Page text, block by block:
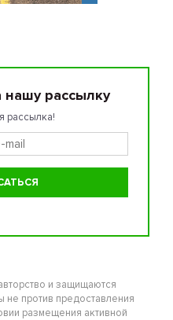
рассылку
рассылка!
и защищаются
не против предоставления
размещения активной